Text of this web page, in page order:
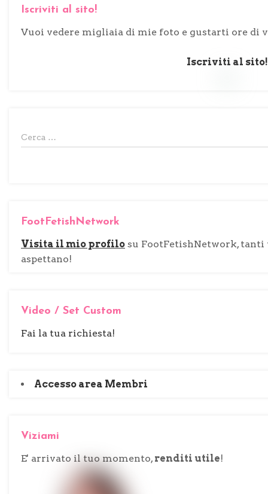
Iscriviti al sito!
Vuoi vedere migliaia di mie foto e gustarti ore di
Iscriviti al sito!
R
i
a
p
Cerca …
FootFetishNetwork
Visita il mio profilo su FootFetishNetwork,
aspettano!
Video / Set Custom
Fai la tua richiesta!
Accesso area Membri
Viziami
E' arrivato il tuo momento, renditi utile!